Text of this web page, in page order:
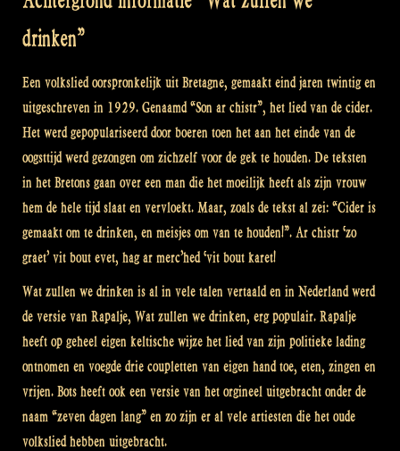
drinken”
Een volkslied oorspronkelijk uit Bretagne, gemaakt eind jaren twintig en
uitgeschreven in 1929. Genaamd “Son ar chistr”, het lied van de cider.
Het werd gepopulariseerd door boeren toen het aan het einde van de
oogsttijd werd gezongen om zichzelf voor de gek te houden. De teksten
in het Bretons gaan over een man die het moeilijk heeft als zijn vrouw
hem de hele tijd slaat en vervloekt. Maar, zoals de tekst al zei: “Cider is
gemaakt om te drinken, en meisjes om van te houden!”. Ar chistr ‘zo
graet’ vit bout evet, hag ar merc’hed ‘vit bout karet!
Wat zullen we drinken is al in vele talen vertaald en in Nederland werd
de versie van Rapalje, Wat zullen we drinken, erg populair. Rapalje
heeft op geheel eigen keltische wijze het lied van zijn politieke lading
ontnomen en voegde drie coupletten van eigen hand toe, eten, zingen en
vrijen. Bots heeft ook een versie van het orgineel uitgebracht onder de
naam “zeven dagen lang” en zo zijn er al vele artiesten die het oude
volkslied hebben uitgebracht.